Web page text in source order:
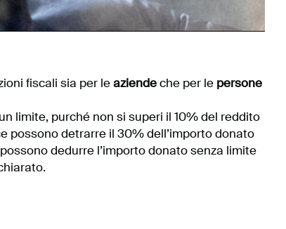
fiscali sia per le aziendeche per le persone
limite, purché non si superi il 10% del reddito
possono detrarre il 30% dell’importo donato
dedurre l’importo donato senza limite